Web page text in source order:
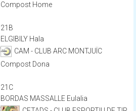
Compost Home
21B
ELGIBILY Hala
CAM - CLUB ARC MONTJUÏC
Compost Dona
21C
BORDAS MASSALLE Eulalia